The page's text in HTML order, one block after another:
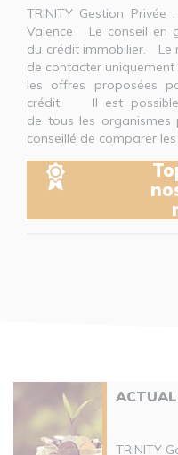
TRINITY Gestion
Valence Le conseil en
du crédit immobilier. Le
de contacter
les offres proposées
crédit. Il est possible
de tous les
conseillé de comparer
TRINITY